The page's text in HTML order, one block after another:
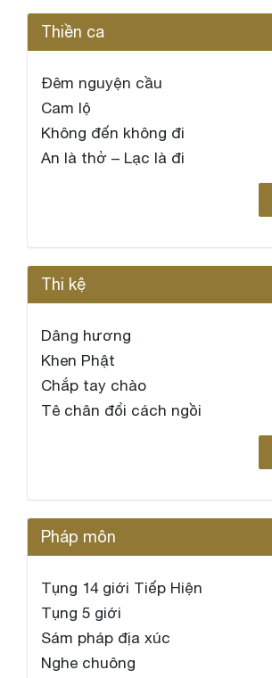
Thiền ca
Đêm nguyện cầu
Cam lộ
Không đến không đi
An là thở – Lạc là đi
Thi kệ
Dâng hương
Khen Phật
Chắp tay chào
Tê chân đổi cách ngồi
Pháp môn
Tụng 14 giới Tiếp Hiện
Tụng 5 giới
Sám pháp địa xúc
Nghe chuông